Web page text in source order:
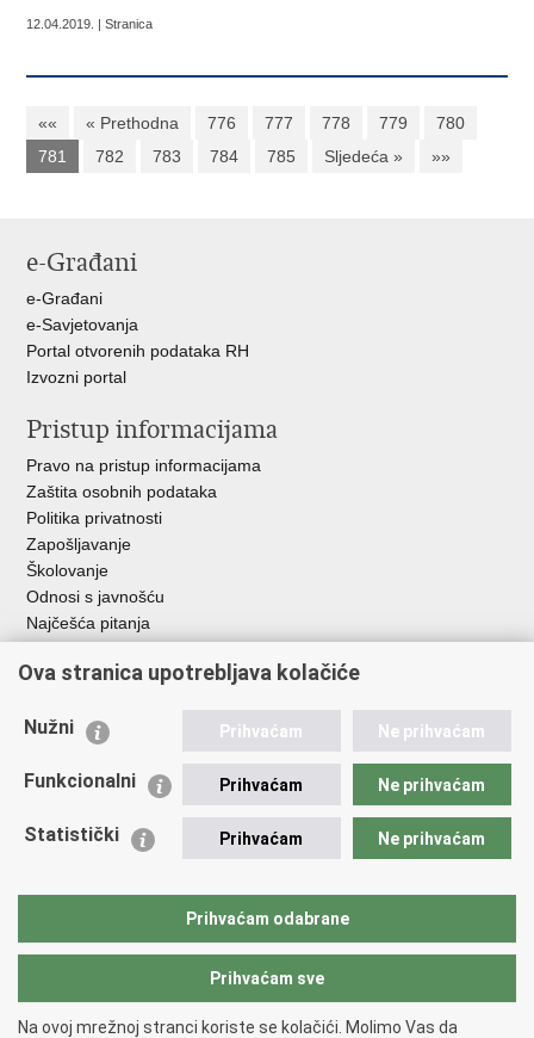
12.04.2019. | Stranica
«« « Prethodna 776 777 778 779
780
781
782 783 784 785 Sljedeća » »»
e-Građani
e-Građani
e-Savjetovanja
Portal otvorenih podataka RH
Izvozni portal
Pristup informacijama
Pravo na pristup informacijama
Zaštita osobnih podataka
Politika privatnosti
Zapošljavanje
Školovanje
Odnosi s javnošću
Najčešća pitanja
Važne poveznice
EMN Nacionalna kontaktna točka za Republiku Hrvatsku
Policijska akademija
Zaklada policijske solidarnosti
Sindikati
Ova stranica upotrebljava kolačiće
Nužni Prihvaćam Ne prihvaćam
Funkcionalni Prihvaćam Ne prihvaćam
Statistički Prihvaćam Ne prihvaćam
Prihvaćam odabrane
Prihvaćam sve
Na ovoj mrežnoj stranci koriste se kolačići. Molimo Vas da